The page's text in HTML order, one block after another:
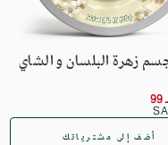
زهرة البلسان و الشاي
أضف إلى مشترياتك